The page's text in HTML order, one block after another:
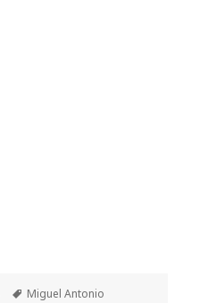
Etiquetas
Miguel Antonio